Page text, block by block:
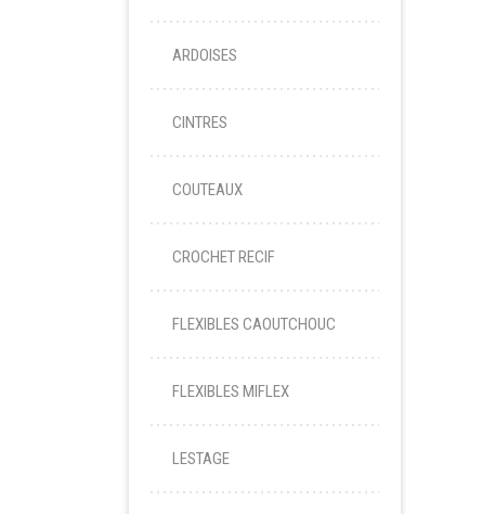
ARDOISES
CINTRES
COUTEAUX
CROCHET RECIF
FLEXIBLES CAOUTCHOUC
FLEXIBLES MIFLEX
LESTAGE